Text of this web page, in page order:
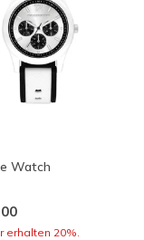
Watch
erhalten 20%.